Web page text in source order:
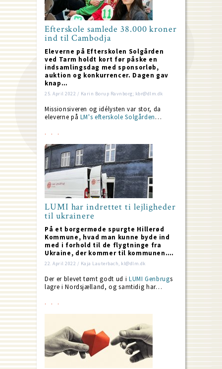
Efterskole samlede 38.000 kroner
ind til Cambodja
Eleverne på Efterskolen Solgården
ved Tarm holdt kort før påske en
indsamlingsdag med sponsorløb,
auktion og konkurrencer. Dagen gav
knap…
25. April 2022 / Karin Borup Ravnborg; kbr@dlm.dk
Missionsiveren og idélysten var stor, da
eleverne på LM's efterskole Solgården…
LUMI har indrettet ti lejligheder
til ukrainere
På et borgermøde spurgte Hillerød
Kommune, hvad man kunne byde ind
med i forhold til de flygtninge fra
Ukraine, der kommer til kommunen.…
22. April 2022 / Kaja Lauterbach, kl@dlm.dk
Der er blevet tømt godt ud i LUMI Genbrugs
lagre i Nordsjælland, og samtidig har…